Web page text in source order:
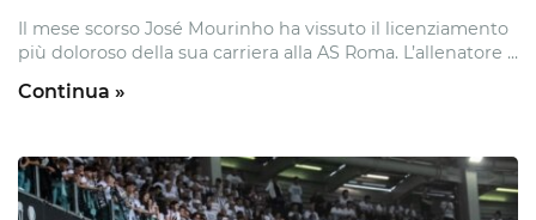
Il mese scorso José Mourinho ha vissuto il licenziamento
più doloroso della sua carriera alla AS Roma. L’allenatore ...
Continua »